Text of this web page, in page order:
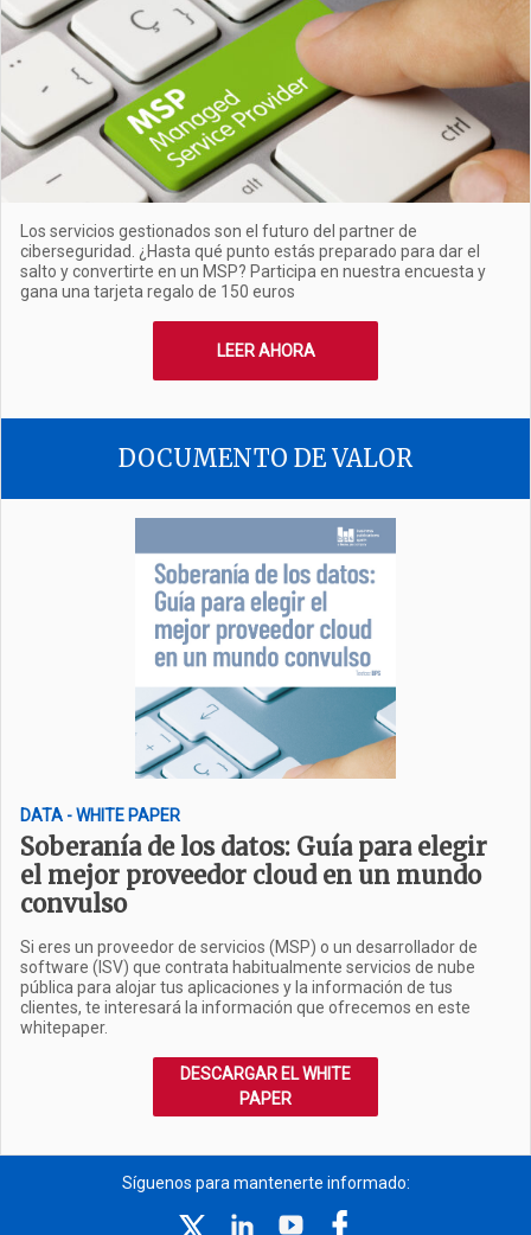
Los servicios gestionados son el futuro del partner de
ciberseguridad. ¿Hasta qué punto estás preparado para dar el
salto y convertirte en un MSP? Participa en nuestra encuesta y
gana una tarjeta regalo de 150 euros
LEER AHORA
DOCUMENTO DE VALOR
DATA - WHITE PAPER
Soberanía de los datos: Guía para elegir
el mejor proveedor cloud en un mundo
convulso
Si eres un proveedor de servicios (MSP) o un desarrollador de
software (ISV) que contrata habitualmente servicios de nube
pública para alojar tus aplicaciones y la información de tus
clientes, te interesará la información que ofrecemos en este
whitepaper.
DESCARGAR EL WHITE
PAPER
Síguenos para mantenerte informado: